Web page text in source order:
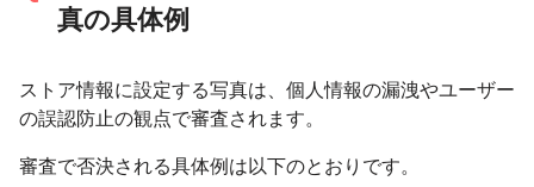
真の具体例
ストア情報に設定する写真は、個人情報の漏洩やユーザー
の誤認防止の観点で審査されます。
審査で否決される具体例は以下のとおりです。